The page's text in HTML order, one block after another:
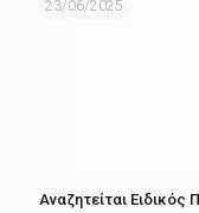
23/06/2025
Αναζητείται